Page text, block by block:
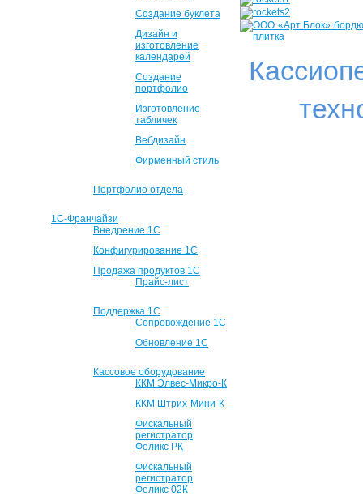
Создание буклета
Дизайн и
изготовление
календарей
Создание
портфолио
Изготовление
табличек
Вебдизайн
Фирменный стиль
Портфолио отдела
1С-Франчайзи
Внедрение 1С
Конфигурирование 1С
Продажа продуктов 1С
Прайс-лист
Поддержка 1С
Сопровождение 1С
Обновление 1С
Кассовое оборудование
ККМ Элвес-Микро-К
ККМ Штрих-Мини-К
Фискальный
регистратор
Феликс РК
Фискальный
регистратор
Феликс 02К